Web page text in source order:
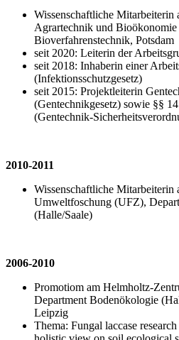
Wissenschaftliche
Agrartechnik und
Bioverfahrenstechnik, Potsdam
seit 2020: Leiterin der
seit 2018: Inhaberin einer
(Infektionsschutzgesetz)
seit 2015: Projektleiterin
(Gentechnikgesetz) sowie §§
(Gentechnik-
2010-2011
Wissenschaftliche
Umweltfoschung (UFZ),
(Halle/Saale)
2006-2010
Promotiom am Helmholtz-
Department Bodenökologie
Leipzig
Thema: Fungal laccase